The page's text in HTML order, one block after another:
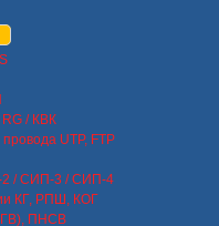
/ КВК
UTP, FTP
2 / СИП-3 / СИП-4
КГ, РПШ, КОГ
ПНСВ